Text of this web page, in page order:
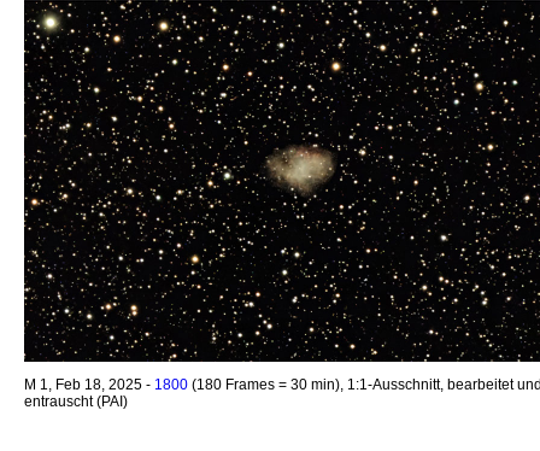
M 1, Feb 18, 2025 - 1800 (180 Frames = 30 min), 1:1-Ausschnitt, bearbeitet
entrauscht (PAI)